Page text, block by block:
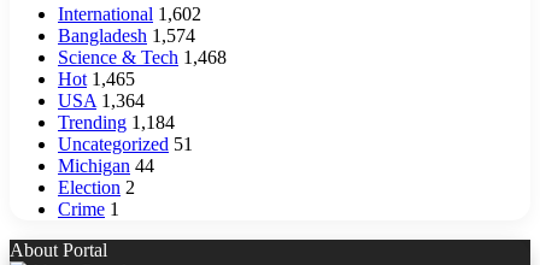
International 1,602
Bangladesh 1,574
Science & Tech 1,468
Hot 1,465
USA 1,364
Trending 1,184
Uncategorized 51
Michigan 44
Election 2
Crime 1
About Portal